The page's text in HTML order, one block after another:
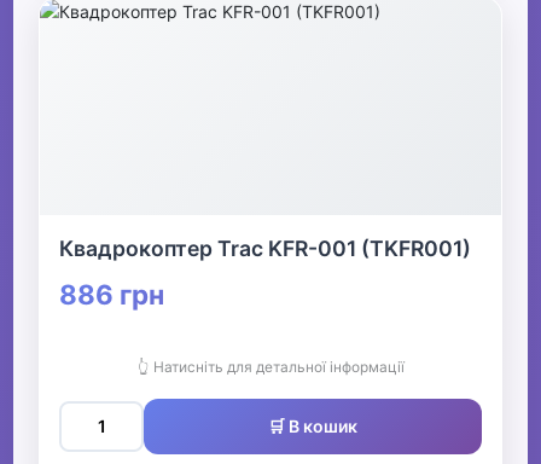
Квадрокоптер Trac KFR-001 (TKFR001)
886 грн
👆 Натисніть для детальної інформації
🛒 В кошик